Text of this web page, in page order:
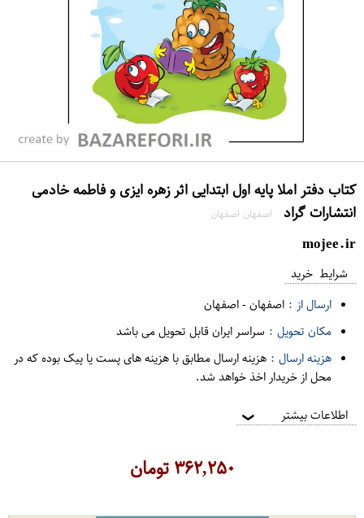
کتاب دفتر املا پایه اول ابتدایی اثر زهره ایزی و فاطمه خادمی
انتشارات گراد
اصفهان اصفهان
mojee.ir
شرایط خرید
ارسال از : اصفهان-اصفهان
مکان تحویل : سراسر ایران قابل تحویل می باشد
هزینه ارسال : هزینه ارسال مطابق با هزینه های پست یا پیک بوده که در
محل از خریدار اخذ خواهد شد.
اطلاعات بیشتر ❯
۳۶۲,۲۵۰تومان